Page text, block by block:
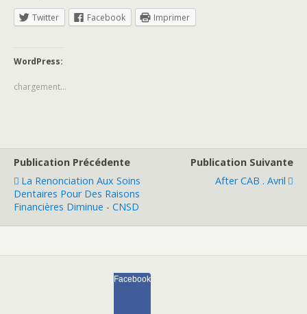
Twitter Facebook Imprimer
WordPress:
chargement…
Publication Précédente
La Renonciation Aux Soins
Dentaires Pour Des Raisons
Financières Diminue - CNSD
Publication Suivante
After CAB . Avril
Facebook